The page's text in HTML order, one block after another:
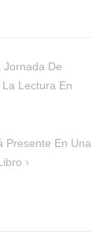
Jornada De
Lectura En
Presente En Una